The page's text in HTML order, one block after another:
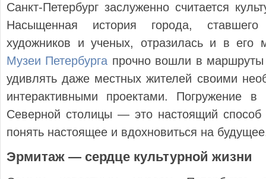
Санкт-Петербург заслуженно считается
Насыщенная история города,
художников и ученых, отразилась и в его
Музеи Петербурга прочно вошли в маршруты
удивлять даже местных жителей своими
интерактивными проектами. Погружение в
Северной столицы — это настоящий
понять настоящее и вдохновиться на
Эрмитаж — сердце культурной жизни